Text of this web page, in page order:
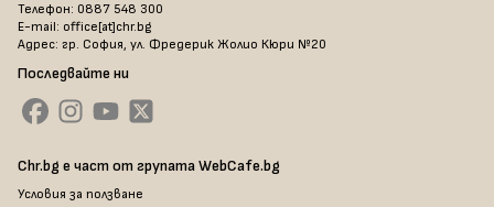
Телефон: 0887 548 300
E-mail: office[at]chr.bg
Адрес: гр. София, ул. Фредерик Жолио Кюри №20
Последвайте ни
Chr.bg е част от групата WebCafe.bg
Условия за ползване